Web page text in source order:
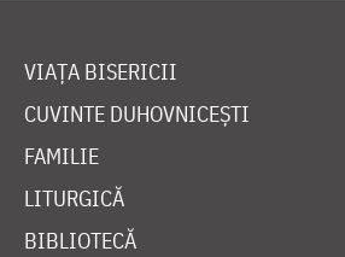
VIAȚA BISERICII
CUVINTE DUHOVNICEȘTI
FAMILIE
LITURGICĂ
BIBLIOTECĂ